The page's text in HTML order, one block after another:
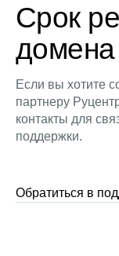
Срок
домена
Если вы хотите
партнеру
контакты для
поддержки.
Обратиться в